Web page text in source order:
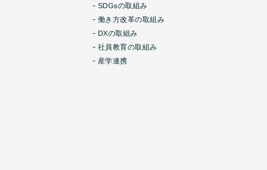
SDGsの取組み
働き方改革の取組み
DXの取組み
社員教育の取組み
産学連携